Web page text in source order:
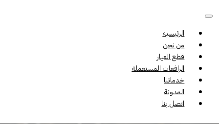
الرئيسية
من نحن
قطع الغيار
الرافعات المستعملة
خدماتنا
المدونة
اتصل بنا